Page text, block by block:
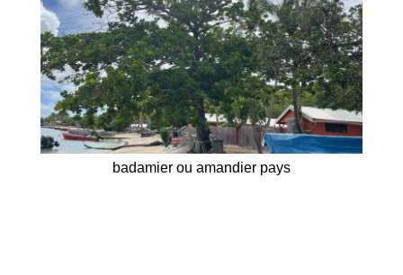
badamier ou amandier pays